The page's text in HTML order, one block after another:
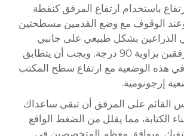
باستخدام ارتفاع المرفق كنقطة
الوقوف مع وضع القدمين مسطحتين
الذراعين بشكل طبيعي على جانبي
الجسم، اثني المرفقين بزاوية 90 درجة. ويجب أن يتطابق
في هذه الوضعية مع ارتفاع سطح المكتب
إرجونومية.
القائم على المرفق أن تبقى ساعداك
الكتابة، مما يقلل من الضغط الواقع
ويوافق معظم المتخصصين في